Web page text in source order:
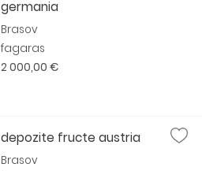
germania
Brasov
fagaras
2 000,00 €
depozite fructe austria
Brasov